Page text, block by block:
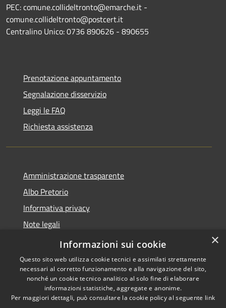
PEC: comune.collideltronto@emarche.it -
comune.collideltronto@postcert.it
Centralino Unico: 0736 890626 - 890655
Prenotazione appuntamento
Segnalazione disservizio
Leggi le FAQ
Richiesta assistenza
Amministrazione trasparente
Albo Pretorio
Informativa privacy
Note legali
Dichiarazione di accessibilità
Accessibilità
Copyright © 2026 • Comune di
Colli del Tronto • Powered by
×
Informazioni sui cookie
Questo sito web utilizza cookie tecnici e assimilati strettamente
necessari al corretto funzionamento e alla navigazione del sito,
nonché un cookie tecnico analitico al solo fine di elaborare
informazioni statistiche, aggregate e anonime.
Per maggiori dettagli, può consultare la cookie policy al seguente link